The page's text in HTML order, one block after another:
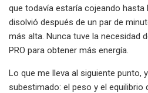
que todavía estaría cojeando hasta
disolvió después de un par de
más alta. Nunca tuve la necesidad
PRO para obtener más energía.
Lo que me lleva al siguiente punto,
subestimado: el peso y el equilibrio